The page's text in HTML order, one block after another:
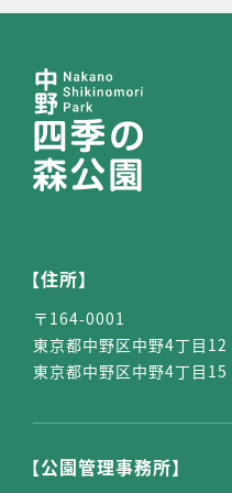
【住所】
〒164-0001
東京都中野区中野4丁目12
東京都中野区中野4丁目15
【公園管理事務所】